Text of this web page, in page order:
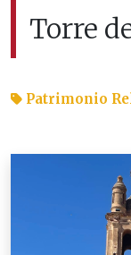
Torre
Patrimonio